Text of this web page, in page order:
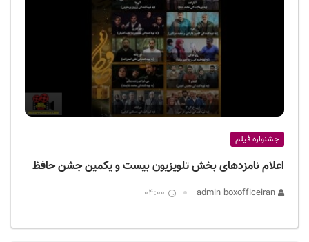
جشنواره فیلم
اعلام نامزدهای بخش تلویزیون بیست و یکمین جشن حافظ
04:00